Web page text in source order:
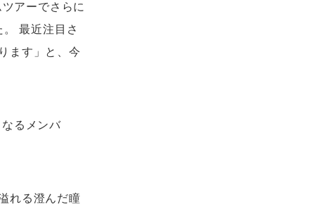
アーでさらに
最近注目さ
ます」と、今
るメンバ
れる澄んだ瞳